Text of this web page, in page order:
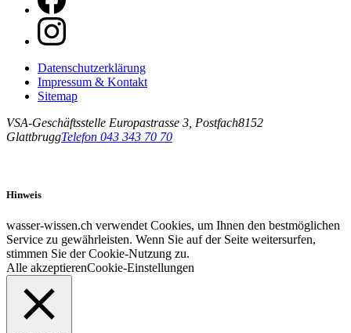
Datenschutzerklärung
Impressum & Kontakt
Sitemap
VSA-Geschäftsstelle Europastrasse 3, Postfach8152
GlattbruggTelefon 043 343 70 70
Hinweis
wasser-wissen.ch verwendet Cookies, um Ihnen den bestmöglichen
Service zu gewährleisten. Wenn Sie auf der Seite weitersurfen,
stimmen Sie der Cookie-Nutzung zu.
Alle akzeptierenCookie-Einstellungen